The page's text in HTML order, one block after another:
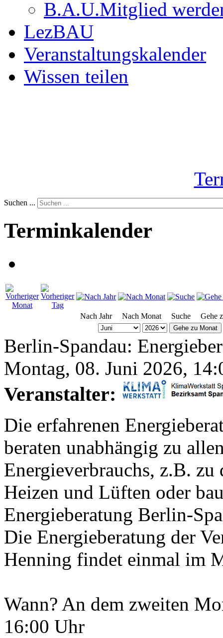
B.A.U.Mitglied
LezBAU
Veranstaltungskalender
Wissen teilen
Suchen ...
Terminkalender
Nach Jahr Nach Monat Suche Gehe
Gehe zu Monat
Berlin-Spandau:
Montag, 08. Juni 2026,
Veranstalter:
Die erfahrenen
beraten unabhängig zu
Energieverbrauchs, z.B. zu
Heizen und Lüften oder
Energieberatung Berlin-
Die Energieberatung der
Henning findet einmal im
Wann? An dem zweiten
16:00 Uhr